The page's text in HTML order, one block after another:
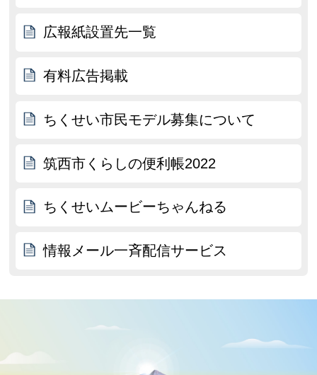
広報紙設置先一覧
有料広告掲載
ちくせい市民モデル募集について
筑西市くらしの便利帳2022
ちくせいムービーちゃんねる
情報メール一斉配信サービス